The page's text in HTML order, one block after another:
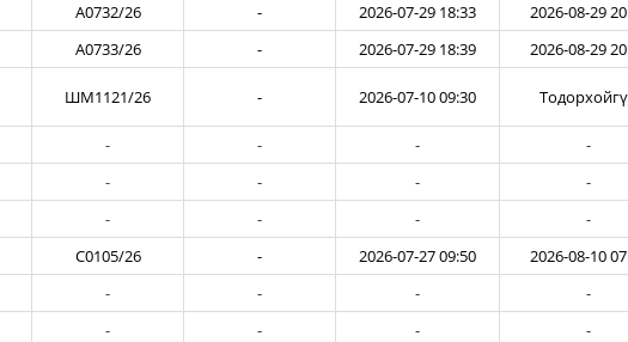
A0732/26 - 2026-07-29 18:33
2026-08-29
A0733/26 - 2026-07-29 18:39 2026-08-29
ШМ1121/26 - 2026-07-10 09:30
- - -
-
- - -
-
- - -
-
C0105/26 - 2026-07-27 09:50
2026-08-10
- - -
-
- - -
-